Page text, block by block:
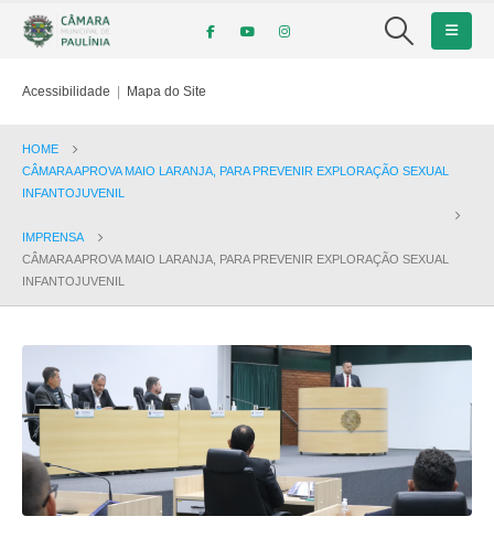
Acessibilidade | Mapa do Site
HOME
CÂMARA APROVA MAIO LARANJA, PARA PREVENIR EXPLORAÇÃO SEXUAL
INFANTOJUVENIL
IMPRENSA
CÂMARA APROVA MAIO LARANJA, PARA PREVENIR EXPLORAÇÃO SEXUAL
INFANTOJUVENIL